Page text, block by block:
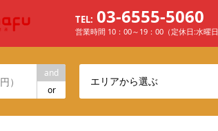
TEL: 03-6555-5060
営業時間 10：00～19：00（定休日:水曜日
and
or
エリアから選ぶ